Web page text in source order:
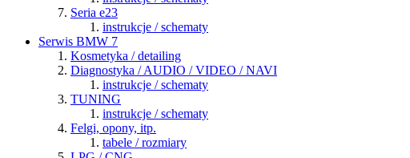
Seria e23
instrukcje / schematy
Serwis BMW 7
Kosmetyka / detailing
Diagnostyka / AUDIO / VIDEO / NAVI
instrukcje / schematy
TUNING
instrukcje / schematy
Felgi, opony, itp.
tabele / rozmiary